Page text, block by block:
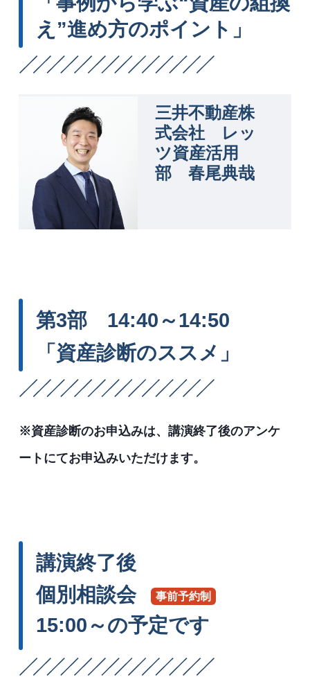
え”進め方のポイント」
三井不動産株
式会社 レッ
ツ資産活用
部 春尾典哉
第3部 14:40～14:50
「資産診断のススメ」
※資産診断のお申込みは、講演終了後のアンケ
ートにてお申込みいただけます。
講演終了後
個別相談会
事前予約制
15:00～の予定です